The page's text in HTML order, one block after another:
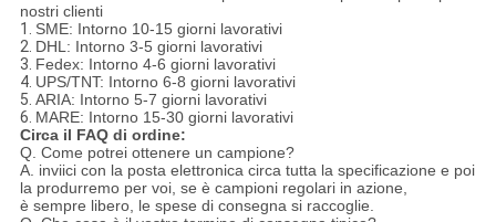
nostri clienti
1. SME: Intorno 10-15 giorni lavorativi
2. DHL: Intorno 3-5 giorni lavorativi
3. Fedex: Intorno 4-6 giorni lavorativi
4. UPS/TNT: Intorno 6-8 giorni lavorativi
5. ARIA: Intorno 5-7 giorni lavorativi
6. MARE: Intorno 15-30 giorni lavorativi
Circa il FAQ di ordine:
Q. Come potrei ottenere un campione?
A. inviici con la posta elettronica circa tutta la specificazione e poi
la produrremo per voi, se è campioni regolari in azione,
è sempre libero, le spese di consegna si raccoglie.